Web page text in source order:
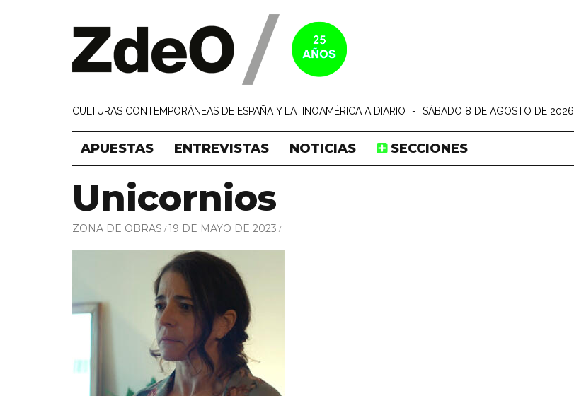
CULTURAS CONTEMPORÁNEAS DE ESPAÑA Y LATINOAMÉRICA A DIARIO - SÁBADO 8 DE AGOSTO DE 2026
APUESTAS ENTREVISTAS NOTICIAS SECCIONES
Unicornios
ZONA DE OBRAS 19 DE MAYO DE 2023